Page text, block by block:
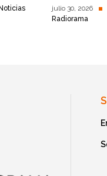
julio 30, 2026
Radiorama